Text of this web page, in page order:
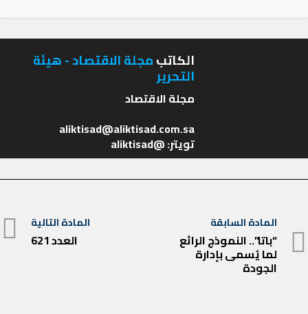
الكاتبمجلة الاقتصاد - هيئة
التحرير
تويتر: @aliktisad
تصفّح
المقالات
المادة السابقة
المادة
السابقة
“باتا”.. النموذج الرائع
لما يُسمى بإدارة
الجودة
المادة التالية
المادة العدد 621